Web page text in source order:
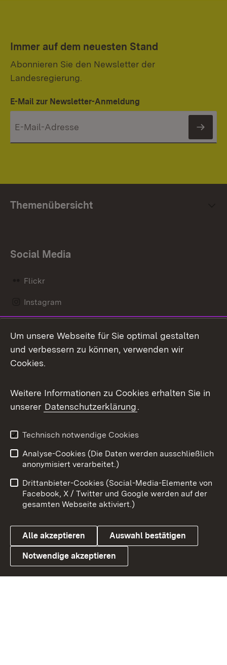
Immer auf dem neuesten Stand
Abonnieren Sie den Newsletter der
Landesregierung.
E-Mail zur Newsletter-Anmeldung
Themenübersicht
Social Media
Flickr
Instagram
Mastodon
Messenger
Social Wall
X / Twitter
Youtube
Link zum Landesportal
Benutzungshinweise
Barrierefreiheit
Datenschutz
Cookies
Um unsere Webseite für Sie optimal gestalten
und verbessern zu können, verwenden wir
Cookies.
Weitere Informationen zu Cookies erhalten Sie in
unserer Datenschutzerklärung.
Technisch notwendige Cookies
Analyse-Cookies (Die Daten werden ausschließlich
anonymisiert verarbeitet.)
Drittanbieter-Cookies (Social-Media-Elemente von
Facebook, X / Twitter und Google werden auf der
gesamten Webseite aktiviert.)
Alle akzeptieren Auswahl bestätigen
Notwendige akzeptieren